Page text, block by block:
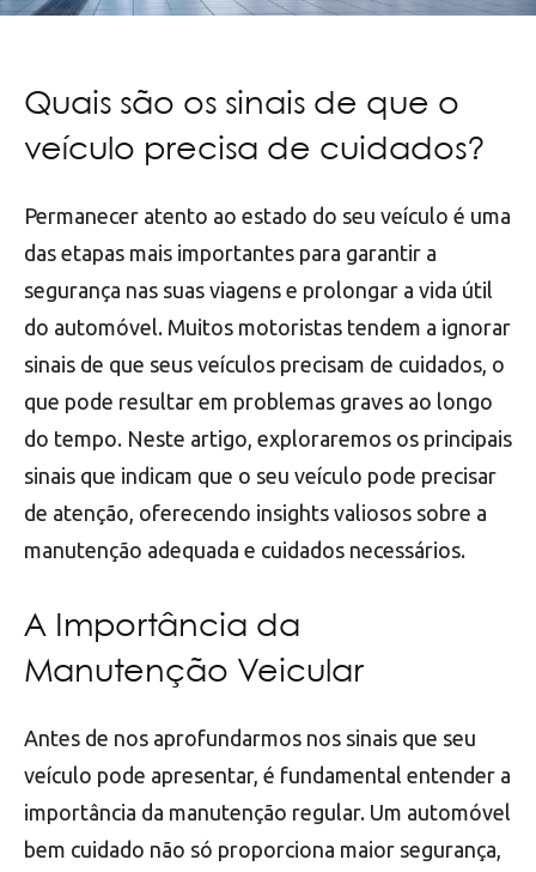
Quais são os sinais de que o
veículo precisa de cuidados?
Permanecer atento ao estado do seu veículo é uma
das etapas mais importantes para garantir a
segurança nas suas viagens e prolongar a vida útil
do automóvel. Muitos motoristas tendem a ignorar
sinais de que seus veículos precisam de cuidados, o
que pode resultar em problemas graves ao longo
do tempo. Neste artigo, exploraremos os principais
sinais que indicam que o seu veículo pode precisar
de atenção, oferecendo insights valiosos sobre a
manutenção adequada e cuidados necessários.
A Importância da
Manutenção Veicular
Antes de nos aprofundarmos nos sinais que seu
veículo pode apresentar, é fundamental entender a
importância da manutenção regular. Um automóvel
bem cuidado não só proporciona maior segurança,